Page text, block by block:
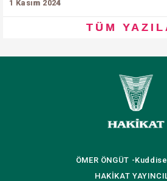
1 Kasım 2024
TÜM
ÖMER ÖNGÜT -
HAKİKAT